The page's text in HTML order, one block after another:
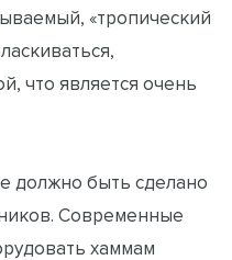
«тропический
что является очень
должно быть сделано
Современные
хаммам